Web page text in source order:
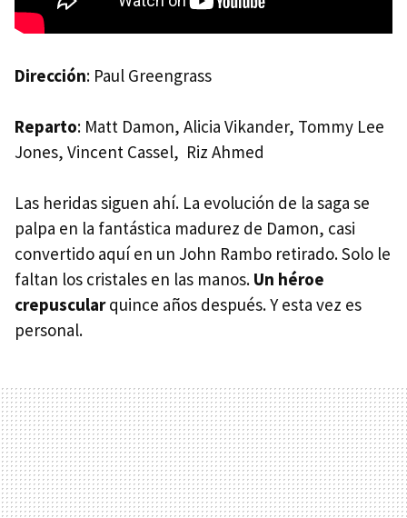
Dirección: Paul Greengrass
Reparto: Matt Damon, Alicia Vikander, Tommy Lee
Jones, Vincent Cassel, Riz Ahmed
Las heridas siguen ahí. La evolución de la saga se
palpa en la fantástica madurez de Damon, casi
convertido aquí en un John Rambo retirado. Solo le
faltan los cristales en las manos. Un héroe
crepuscularquince años después. Y esta vez es
personal.